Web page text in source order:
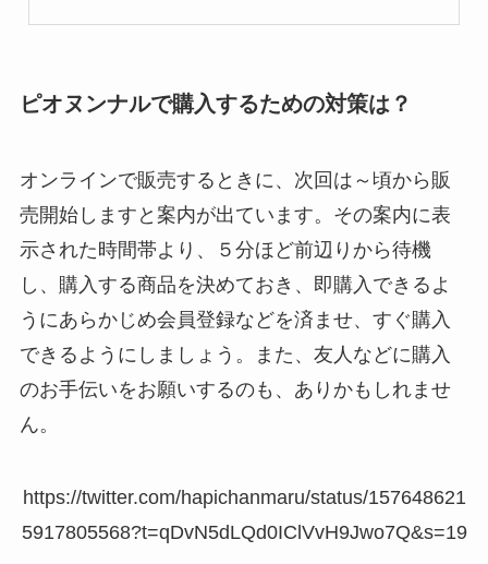
ピオヌンナルで購入するための対策は？
オンラインで販売するときに、次回は～頃から販
売開始しますと案内が出ています。その案内に表
示された時間帯より、５分ほど前辺りから待機
し、購入する商品を決めておき、即購入できるよ
うにあらかじめ会員登録などを済ませ、すぐ購入
できるようにしましょう。また、友人などに購入
のお手伝いをお願いするのも、ありかもしれませ
ん。
https://twitter.com/hapichanmaru/status/157648621
5917805568?t=qDvN5dLQd0IClVvH9Jwo7Q&s=19